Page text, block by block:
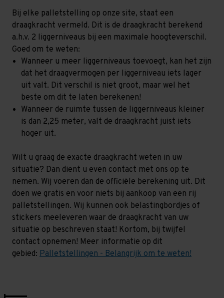
Bij elke palletstelling op onze site, staat een
draagkracht vermeld. Dit is de draagkracht berekend
a.h.v. 2 liggerniveaus bij een maximale hoogteverschil.
Goed om te weten:
Wanneer u meer liggerniveaus toevoegt, kan het zijn
dat het draagvermogen per liggerniveau iets lager
uit valt. Dit verschil is niet groot, maar wel het
beste om dit te laten berekenen!
Wanneer de ruimte tussen de liggerniveaus kleiner
is dan 2,25 meter, valt de draagkracht juist iets
hoger uit.
Wilt u graag de exacte draagkracht weten in uw
situatie? Dan dient u even contact met ons op te
nemen. Wij voeren dan de officiële berekening uit. Dit
doen we gratis en voor niets bij aankoop van een rij
palletstellingen. Wij kunnen ook belastingbordjes of
stickers meeleveren waar de draagkracht van uw
situatie op beschreven staat! Kortom, bij twijfel
contact opnemen! Meer informatie op dit
gebied: Palletstellingen - Belangrijk om te weten!